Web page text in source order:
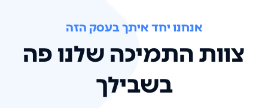
אנחנו יחד איתך בעסק הזה
צוות התמיכה שלנו פה
בשבילך